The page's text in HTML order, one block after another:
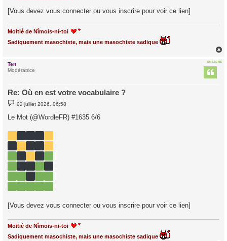
[Vous devez vous connecter ou vous inscrire pour voir ce lien]
Moitié de Nîmois-ni-toi
Sadiquement masochiste, mais une masochiste sadique
EN LIGNE
Ten
Modératrice
Re: Où en est votre vocabulaire ?
M
e
s
s
g
02 juillet 2026, 06:58
Le Mot (@WordleFR) #1635 6/6
[Vous devez vous connecter ou vous inscrire pour voir ce lien]
Moitié de Nîmois-ni-toi
Sadiquement masochiste, mais une masochiste sadique